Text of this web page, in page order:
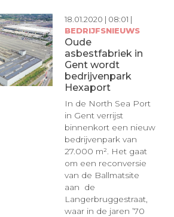
18.01.2020 | 08:01 |
BEDRIJFSNIEUWS
Oude
asbestfabriek in
Gent wordt
bedrijvenpark
Hexaport
In de North Sea Port
in Gent verrijst
binnenkort een nieuw
bedrijvenpark van
27.000 m². Het gaat
om een reconversie
van de Ballmatsite
aan de
Langerbruggestraat,
waar in de jaren ’70